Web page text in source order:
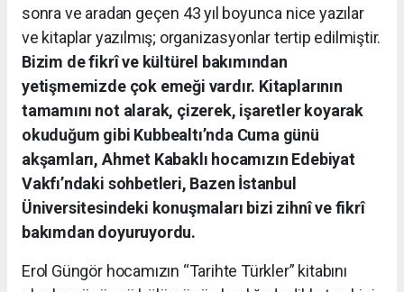
sonra ve aradan geçen 43 yıl boyunca nice yazılar
ve kitaplar yazılmış; organizasyonlar tertip edilmiştir.
Bizim de fikrî ve kültürel bakımından
yetişmemizde çok emeği vardır. Kitaplarının
tamamını not alarak, çizerek, işaretler koyarak
okuduğum gibi Kubbealtı’nda Cuma günü
akşamları, Ahmet Kabaklı hocamızın Edebiyat
Vakfı’ndaki sohbetleri, Bazen İstanbul
Üniversitesindeki konuşmaları bizi zihnî ve fikrî
bakımdan doyuruyordu.
Erol Güngör hocamızın “Tarihte Türkler” kitabını